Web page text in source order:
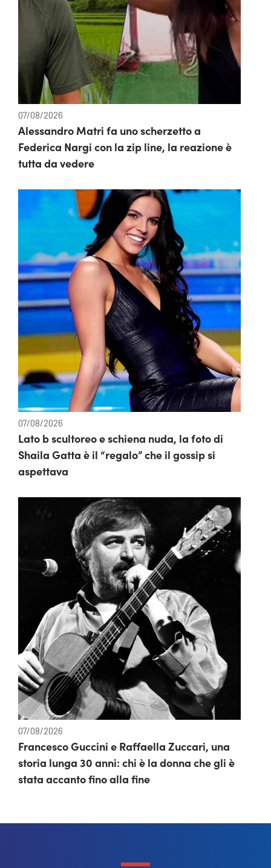
07/08/2026
Alessandro Matri fa uno scherzetto a
Federica Nargi con la zip line, la reazione è
tutta da vedere
07/08/2026
Lato b scultoreo e schiena nuda, la foto di
Shaila Gatta è il “regalo” che il gossip si
aspettava
07/08/2026
Francesco Guccini e Raffaella Zuccari, una
storia lunga 30 anni: chi è la donna che gli è
stata accanto fino alla fine